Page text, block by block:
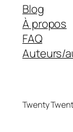
Blog
À propos
FAQ
Auteurs/
Twenty